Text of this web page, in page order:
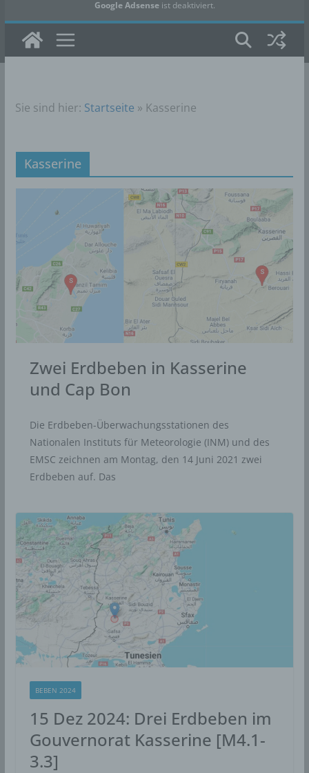
Google Adsenseist deaktiviert.
✓ Erlauben Datenschutzbedingungen
Sie sind hier: Startseite » Kasserine
Kasserine
Zwei Erdbeben in Kasserine
und Cap Bon
Die Erdbeben-Überwachungsstationen des
Nationalen Instituts für Meteorologie (INM) und des
EMSC zeichnen am Montag, den 14 Juni 2021 zwei
Erdbeben auf. Das
BEBEN 2024
15 Dez 2024: Drei Erdbeben im
Gouvernorat Kasserine [M4.1-
3.3]